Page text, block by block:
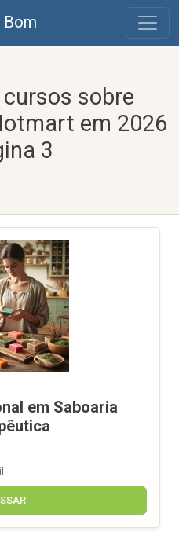
Bom
sobre
em 2026
3
em Saboaria